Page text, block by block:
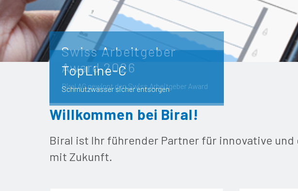
Swiss Arbeitgeber
Award 2026
Biral AG gewinnt den Swiss Arbeitgeber Award
TopLine-C
Schmutzwasser sicher entsorgen
Willkommen bei Biral!
Biral ist Ihr führender Partner für innovative
mit Zukunft.